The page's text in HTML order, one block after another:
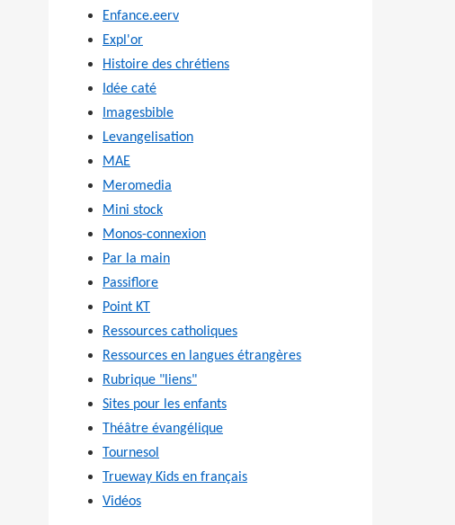
Enfance.eerv
Expl'or
Histoire des chrétiens
Idée caté
Imagesbible
Levangelisation
MAE
Meromedia
Mini stock
Monos-connexion
Par la main
Passiflore
Point KT
Ressources catholiques
Ressources en langues étrangères
Rubrique "liens"
Sites pour les enfants
Théâtre évangélique
Tournesol
Trueway Kids en français
Vidéos